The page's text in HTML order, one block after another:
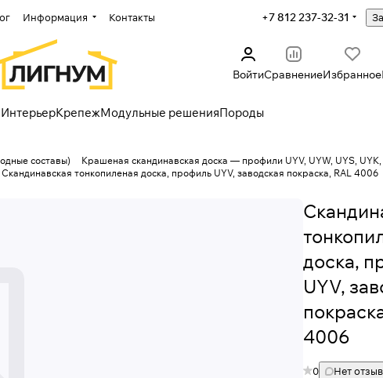
Информация Контакты +7 812 237-32-31
ВойтиСравнениеИзбранное
ИнтерьерКрепежМодульные решенияПороды
составы)
Крашеная скандинавская доска — профили UYV, UYW, UYS, UYK,
Скандинавская тонкопиленая доска, профиль UYV, заводская покраска, RAL 4006
доска,
UYV,
4006
0
Нет